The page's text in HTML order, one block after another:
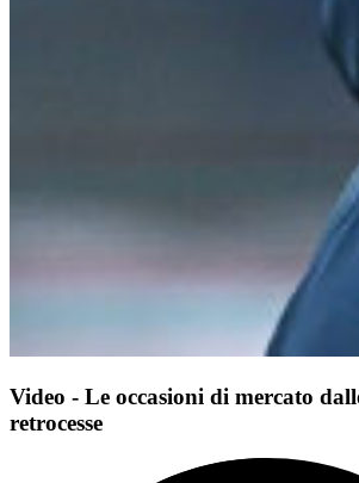
Video - Le occasioni di mercato
retrocesse